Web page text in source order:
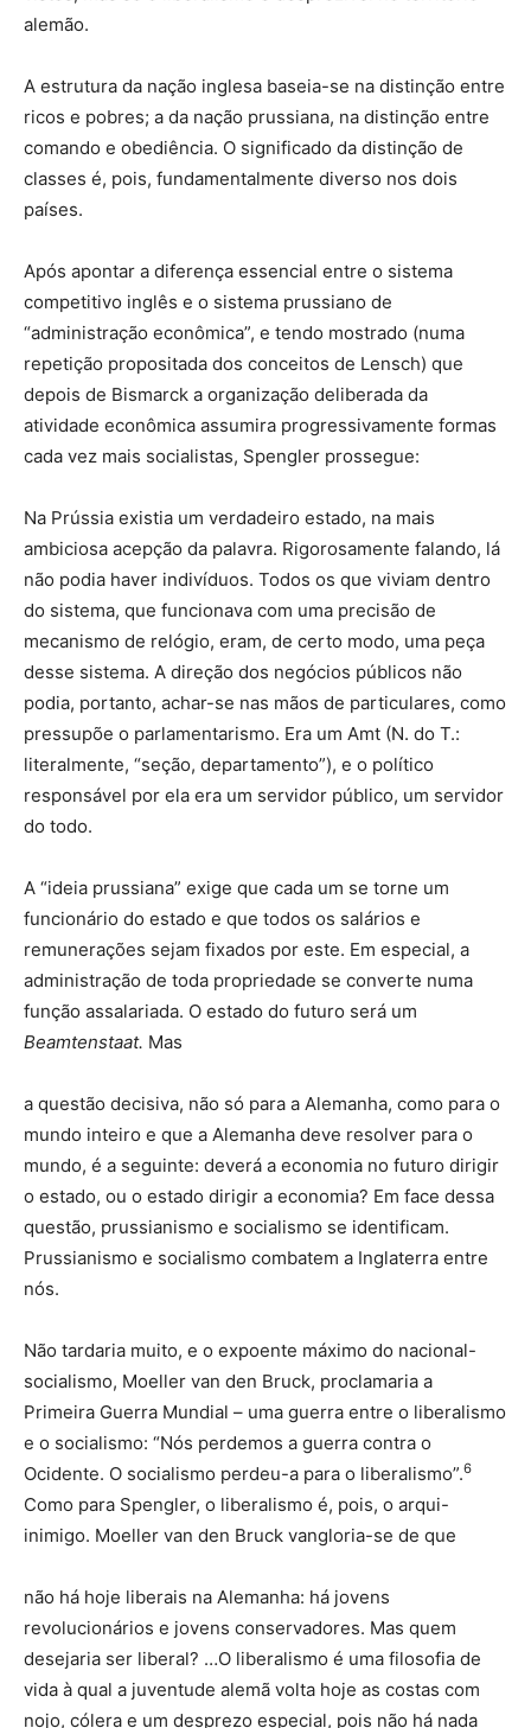
alemão.
A estrutura da nação inglesa baseia-se na distinção entre
ricos e pobres; a da nação prussiana, na distinção entre
comando e obediência. O significado da distinção de
classes é, pois, fundamentalmente diverso nos dois
países.
Após apontar a diferença essencial entre o sistema
competitivo inglês e o sistema prussiano de
“administração econômica”, e tendo mostrado (numa
repetição propositada dos conceitos de Lensch) que
depois de Bismarck a organização deliberada da
atividade econômica assumira progressivamente formas
cada vez mais socialistas, Spengler prossegue:
Na Prússia existia um verdadeiro estado, na mais
ambiciosa acepção da palavra. Rigorosamente falando, lá
não podia haver indivíduos. Todos os que viviam dentro
do sistema, que funcionava com uma precisão de
mecanismo de relógio, eram, de certo modo, uma peça
desse sistema. A direção dos negócios públicos não
podia, portanto, achar-se nas mãos de particulares, como
pressupõe o parlamentarismo. Era um Amt (N. do T.:
literalmente, “seção, departamento”), e o político
responsável por ela era um servidor público, um servidor
do todo.
A “ideia prussiana” exige que cada um se torne um
funcionário do estado e que todos os salários e
remunerações sejam fixados por este. Em especial, a
administração de toda propriedade se converte numa
função assalariada. O estado do futuro será um
Beamtenstaat. Mas
a questão decisiva, não só para a Alemanha, como para o
mundo inteiro e que a Alemanha deve resolver para o
mundo, é a seguinte: deverá a economia no futuro dirigir
o estado, ou o estado dirigir a economia? Em face dessa
questão, prussianismo e socialismo se identificam.
Prussianismo e socialismo combatem a Inglaterra entre
nós.
Não tardaria muito, e o expoente máximo do nacional-
socialismo, Moeller van den Bruck, proclamaria a
Primeira Guerra Mundial – uma guerra entre o liberalismo
e o socialismo: “Nós perdemos a guerra contra o
Ocidente. O socialismo perdeu-a para o liberalismo”.6
Como para Spengler, o liberalismo é, pois, o arqui-
inimigo. Moeller van den Bruck vangloria-se de que
não há hoje liberais na Alemanha: há jovens
revolucionários e jovens conservadores. Mas quem
desejaria ser liberal? …O liberalismo é uma filosofia de
vida à qual a juventude alemã volta hoje as costas com
nojo, cólera e um desprezo especial, pois não há nada